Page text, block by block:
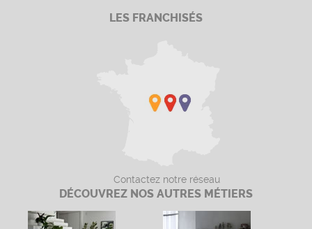
LES FRANCHISÉS
Contactez notre réseau
DÉCOUVREZ NOS AUTRES MÉTIERS